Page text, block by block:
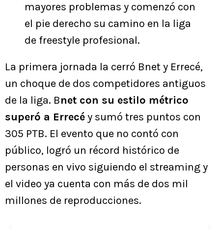
mayores problemas y comenzó con
el pie derecho su camino en la liga
de freestyle profesional.
La primera jornada la cerró Bnet y Errecé,
un choque de dos competidores antiguos
de la liga. Bnet con su estilo métrico
superó a Errecéy sumó tres puntos con
305 PTB. El evento que no contó con
público, logró un récord histórico de
personas en vivo siguiendo el streaming y
el video ya cuenta con más de dos mil
millones de reproducciones.